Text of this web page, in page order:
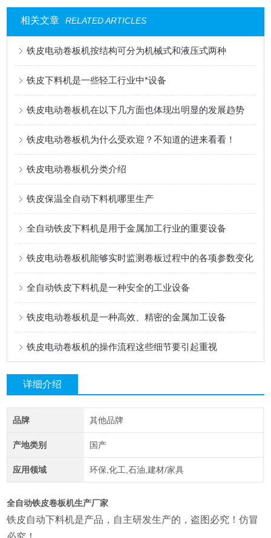
相关文章 RELATED ARTICLES
铁皮电动卷板机按结构可分为机械式和液压式两种
铁皮下料机是一些轻工行业中*设备
铁皮电动卷板机在以下几方面也体现出明显的发展趋势
铁皮电动卷板机为什么受欢迎？不知道的进来看看！
铁皮电动卷板机分类介绍
铁皮保温全自动下料机哪里生产
全自动铁皮下料机是用于金属加工行业的重要设备
铁皮电动卷板机能够实时监测卷板过程中的各项参数变化
全自动铁皮下料机是一种安全的工业设备
铁皮电动卷板机是一种高效、精密的金属加工设备
铁皮电动卷板机的操作流程这些细节要引起重视
详细介绍
品牌 其他品牌
产地类别 国产
应用领域 环保,化工,石油,建材/家具
全自动铁皮卷板机生产厂家
铁皮自动下料机是产品，自主研发生产的，盗图必究！仿冒